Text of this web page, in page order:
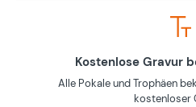
Kostenlose Gravur
Alle Pokale und Trophäen
kostenloser